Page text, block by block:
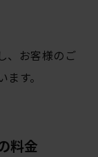
、お客様のご
す。
料金